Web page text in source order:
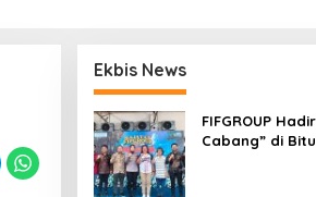
Ekbis News
FIFGROUP
Cabang” di